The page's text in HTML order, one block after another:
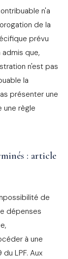
n'a
de la
prévu
admis que,
n'est pas
la
présenter une
une règle
: article
de
dépenses
à une
LPF. Aux